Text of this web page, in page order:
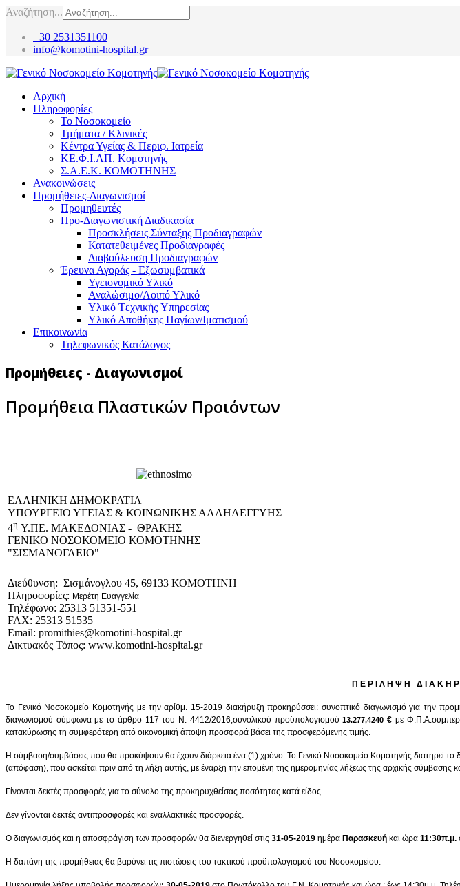
Αναζήτηση...
+30 2531351100
info@komotini-hospital.gr
Αρχική
Πληροφορίες
Το Νοσοκομείο
Τμήματα / Κλινικές
Κέντρα Υγείας & Περιφ. Ιατρεία
ΚΕ.Φ.Ι.ΑΠ. Κομοτηνής
Σ.Α.Ε.Κ. ΚΟΜΟΤΗΝΗΣ
Ανακοινώσεις
Προμήθειες-Διαγωνισμοί
Προμηθευτές
Προ-Διαγωνιστική Διαδικασία
Προσκλήσεις Σύνταξης Προδιαγραφών
Κατατεθειμένες Προδιαγραφές
Διαβούλευση Προδιαγραφών
Έρευνα Αγοράς - Εξωσυμβατικά
Υγειονομικό Υλικό
Αναλώσιμο/Λοιπό Υλικό
Υλικό Tεχνικής Yπηρεσίας
Υλικό Αποθήκης Παγίων/Ιματισμού
Επικοινωνία
Τηλεφωνικός Κατάλογος
Προμήθειες - Διαγωνισμοί
Προμήθεια Πλαστικών Προιόντων
EΛΛΗΝΙΚΗ ΔΗΜΟΚΡΑΤΙΑ
ΥΠΟΥΡΓΕΙΟ ΥΓΕΙΑΣ & ΚΟΙΝΩΝΙΚΗΣ ΑΛΛΗΛΕΓΓΥΗΣ
4η Υ.ΠΕ. ΜΑΚΕΔΟΝΙΑΣ - ΘΡΑΚΗΣ
ΓΕΝΙΚΟ NΟΣΟΚΟΜΕΙΟ ΚΟΜΟΤΗΝΗΣ
"ΣΙΣΜΑΝΟΓΛΕΙΟ"
Διεύθυνση: Σισμάνογλου 45, 69133 ΚΟΜΟΤΗΝΗ
Πληροφορίες: Μερέτη Ευαγγελία
Τηλέφωνο: 25313 51351-551
FAX: 25313 51535
Email: promithies@komotini-hospital.gr
Δικτυακός Τόπος: www.komotini-hospital.gr
Π Ε Ρ Ι Λ Η Ψ Η Δ Ι Α Κ Η
Το Γενικό Νοσοκομείο Κομοτηνής με την αρίθμ. 15-2019 διακήρυξη προκηρύσσει: συνοπτικό διαγωνισμό για την
διαγωνισμού σύμφωνα με το άρθρο 117 του Ν. 4412/2016,συνολικού προϋπολογισμού13.277,4240€ με Φ.Π.Α.
κατακύρωσης τη συμφερότερη από οικονομική άποψη προσφορά βάσει της προσφερόμενης τιμής.
Η σύμβαση/συμβάσεις που θα προκύψουν θα έχουν διάρκεια ένα (1) χρόνο. Το Γενικό Νοσοκομείο Κομοτηνής διατηρεί
(απόφαση), που ασκείται πριν από τη λήξη αυτής, με έναρξη την επομένη της ημερομηνίας λήξεως της αρχικής σύμβασης
Γίνονται δεκτές προσφορές για το σύνολο της προκηρυχθείσας ποσότητας κατά είδος.
Δεν γίνονται δεκτές αντιπροσφορές και εναλλακτικές προσφορές.
Ο διαγωνισμός και η αποσφράγιση των προσφορών θα διενεργηθεί στις 31-05-2019 ημέρα Παρασκευή και ώρα 11:30π.μ.
Η δαπάνη της προμήθειας θα βαρύνει τις πιστώσεις του τακτικού προϋπολογισμού του Νοσοκομείου.